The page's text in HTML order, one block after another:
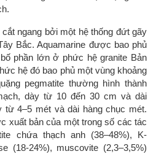
ngang bởi một hệ thống đứt gãy
Bắc. Aquamarine được bao phủ
phần lớn ở phức hệ granite Bản
hệ đó bao phủ một vùng khoảng
pegmatite thường hình thành
dày từ 10 đến 30 cm và dài
từ 4–5 mét và dài hàng chục mét.
xuất bản của một trong số các tác
chứa thạch anh (38–48%), K-
(18-24%), muscovite (2,3–3,5%)